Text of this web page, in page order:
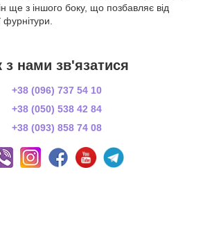
ще з іншого боку, що позбавляє від
фурнітури.
з нами зв'язатися
+38 (096) 737 54 10
+38 (050) 538 42 84
+38 (093) 858 74 08